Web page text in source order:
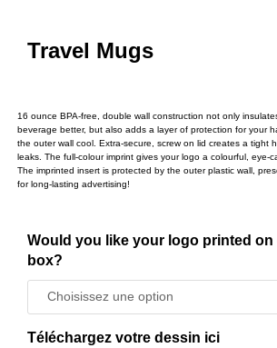
Travel Mugs
16 ounce BPA-free, double wall construction not only
beverage better, but also adds a layer of protection for your
the outer wall cool. Extra-secure, screw on lid creates a tight
leaks. The full-colour imprint gives your logo a colourful, eye-
The imprinted insert is protected by the outer plastic wall,
for long-lasting advertising!
Would you like your logo printed on
box?
Téléchargez votre dessin ici
quantité
de